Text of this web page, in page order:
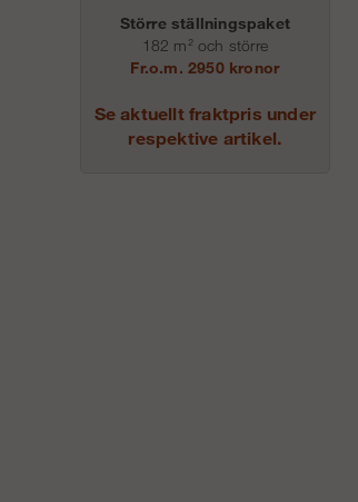
Större ställningspaket
182 m² och större
Fr.o.m. 2950 kronor
Se aktuellt fraktpris under
respektive artikel.